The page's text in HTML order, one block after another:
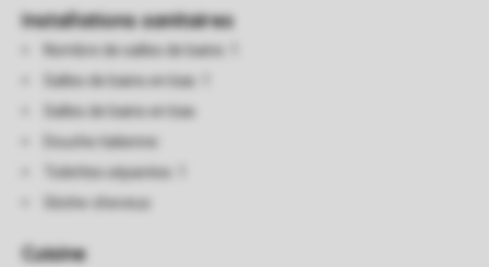
Installations sanitaires
Nombre de salles de bains: 1
Salles de bains en bas: 1
Salles de bains en bas
Douche italienne
Toilettes séparées: 1
Sèche-cheveux
Cuisine